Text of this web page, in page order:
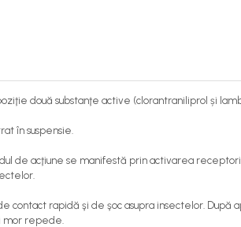
două substanţe active (clorantraniliprol și
în suspensie.
de acţiune se manifestă prin activarea
rapidă şi de şoc asupra insectelor. După
mor repede.